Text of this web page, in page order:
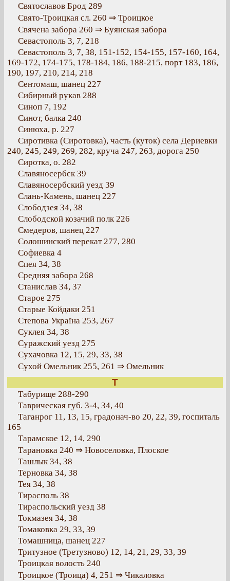
Святославов Брод 289
Свято-Троицкая сл. 260 ⇒ Троицкое
Свячена забора 260 ⇒ Буянская забора
Севастополь 3, 7, 218
Севастополь 3, 7, 38, 151-152, 154-155, 157-160, 164,
169-172, 174-175, 178-184, 186, 188-215, порт 183, 186,
190, 197, 210, 214, 218
Сентомаш, шанец 227
Сибирный рукав 288
Синоп 7, 192
Синот, балка 240
Синюха, р. 227
Сиротивка (Сиротовка), часть (куток) села Дериевки
240, 245, 249, 269, 282, круча 247, 263, дорога 250
Сиротка, о. 282
Славяносербск 39
Славяносербский уезд 39
Слань-Камень, шанец 227
Слободзея 34, 38
Слободской козачий полк 226
Смедеров, шанец 227
Солошинский перекат 277, 280
Софиевка 4
Спея 34, 38
Средняя забора 268
Станислав 34, 37
Старое 275
Старые Койдаки 251
Степова Україна 253, 267
Суклея 34, 38
Суражский уезд 275
Сухачовка 12, 15, 29, 33, 38
Сухой Омельник 255, 261 ⇒ Омельник
Т
Табурище 288-290
Таврическая губ. 3-4, 34, 40
Таганрог 11, 13, 15, градонач-во 20, 22, 39, госпиталь
165
Тарамское 12, 14, 290
Тарановка 240 ⇒ Новоселовка, Плоское
Ташлык 34, 38
Терновка 34, 38
Тея 34, 38
Тирасполь 38
Тираспольский уезд 38
Токмазея 34, 38
Томаковка 29, 33, 39
Томашница, шанец 227
Тритузное (Третузново) 12, 14, 21, 29, 33, 39
Троицкая волость 240
Троицкое (Троица) 4, 251 ⇒ Чикаловка